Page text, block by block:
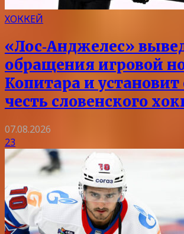
ХОККЕЙ
«Лос‑Анджелес»
обращения игровой
Копитара и установит
честь словенского
07.08.2026
23